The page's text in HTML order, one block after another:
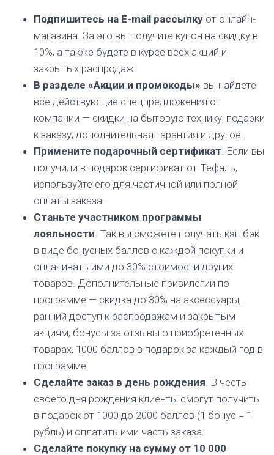
Подпишитесь на E-mail рассылку от онлайн-
магазина. За это вы получите купон на скидку в
10%, а также будете в курсе всех акций и
закрытых распродаж.
В разделе «Акции и промокоды» вы найдете
все действующие спецпредложения от
компании — скидки на бытовую технику, подарки
к заказу, дополнительная гарантия и другое.
Примените подарочный сертификат. Если вы
получили в подарок сертификат от Тефаль,
используйте его для частичной или полной
оплаты заказа.
Станьте участником программы
лояльности. Так вы сможете получать кэшбэк
в виде бонусных баллов с каждой покупки и
оплачивать ими до 30% стоимости других
товаров. Дополнительные привилегии по
программе — скидка до 30% на аксессуары,
ранний доступ к распродажам и закрытым
акциям, бонусы за отзывы о приобретенных
товарах, 1000 баллов в подарок за каждый год в
программе.
Сделайте заказ в день рождения. В честь
своего дня рождения клиенты смогут получить
в подарок от 1000 до 2000 баллов (1 бонус = 1
рубль) и оплатить ими часть заказа.
Сделайте покупку на сумму от 10 000